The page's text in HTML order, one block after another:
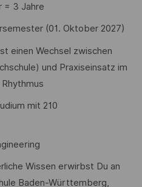
= 3 Jahre
(01. Oktober 2027)
einen Wechsel zwischen
und Praxiseinsatz im
mit 210
Wissen erwirbst Du an
Baden-Württemberg,